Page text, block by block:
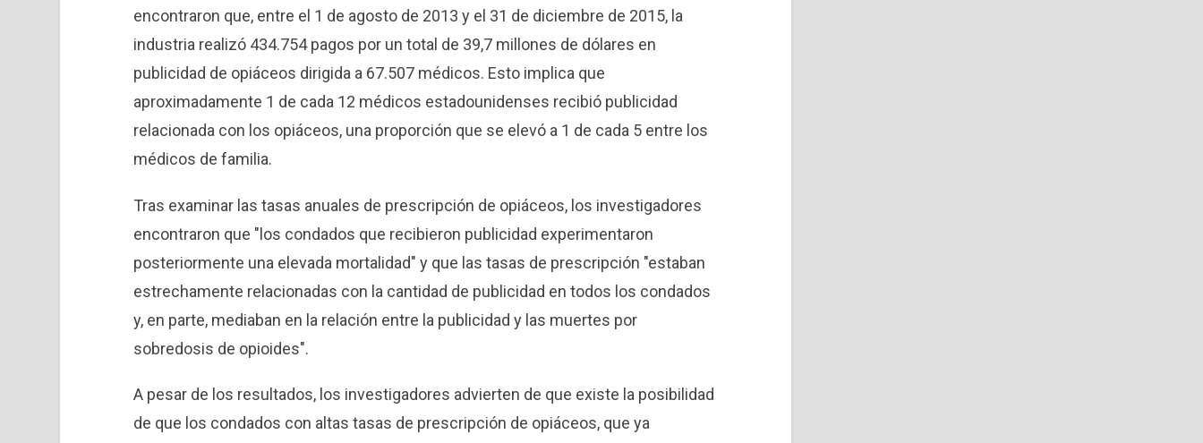
encontraron que, entre el 1 de agosto de 2013 y el 31 de diciembre de 2015, la
industria realizó 434.754 pagos por un total de 39,7 millones de dólares en
publicidad de opiáceos dirigida a 67.507 médicos. Esto implica que
aproximadamente 1 de cada 12 médicos estadounidenses recibió publicidad
relacionada con los opiáceos, una proporción que se elevó a 1 de cada 5 entre los
médicos de familia.
Tras examinar las tasas anuales de prescripción de opiáceos, los investigadores
encontraron que "los condados que recibieron publicidad experimentaron
posteriormente una elevada mortalidad" y que las tasas de prescripción "estaban
estrechamente relacionadas con la cantidad de publicidad en todos los condados
y, en parte, mediaban en la relación entre la publicidad y las muertes por
sobredosis de opioides".
A pesar de los resultados, los investigadores advierten de que existe la posibilidad
de que los condados con altas tasas de prescripción de opiáceos, que ya